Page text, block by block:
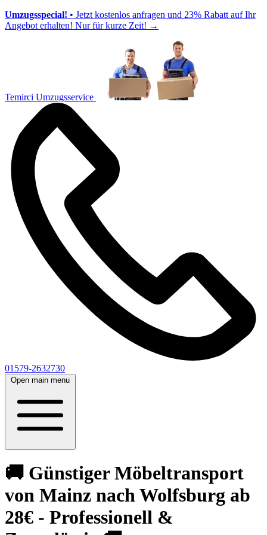
Umzugsspecial! • Jetzt kostenlos anfragen und 23% Rabatt auf Ihr
Angebot erhalten! Nur für kurze Zeit! →
Temirci Umzugsservice
01579-2632730
Open main menu
🚚 Günstiger Möbeltransport
von Mainz nach Wolfsburg ab
28€ - Professionell &